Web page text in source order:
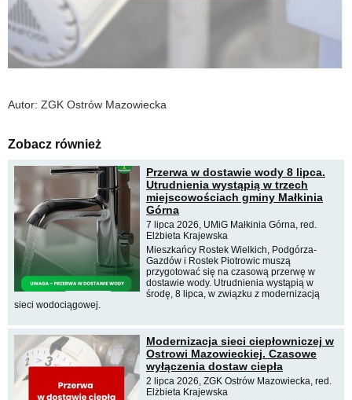
Autor: ZGK Ostrów Mazowiecka
Zobacz również
Przerwa w dostawie wody 8 lipca.
Utrudnienia wystąpią w trzech
miejscowościach gminy Małkinia
Górna
7 lipca 2026, UMiG Małkinia Górna, red.
Elżbieta Krajewska
Mieszkańcy Rostek Wielkich, Podgórza-
Gazdów i Rostek Piotrowic muszą
przygotować się na czasową przerwę w
dostawie wody. Utrudnienia wystąpią w
środę, 8 lipca, w związku z modernizacją
sieci wodociągowej.
Modernizacja sieci ciepłowniczej w
Ostrowi Mazowieckiej. Czasowe
wyłączenia dostaw ciepła
2 lipca 2026, ZGK Ostrów Mazowiecka, red.
Elżbieta Krajewska